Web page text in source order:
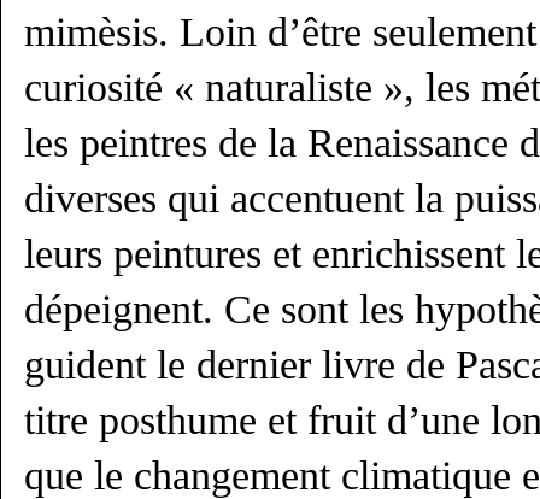
mimèsis. Loin d’être
curiosité « naturaliste », les
les peintres de la Renaissance
diverses qui accentuent la
leurs peintures et enrichissent
dépeignent. Ce sont les
guident le dernier livre de
titre posthume et fruit d’une
que le changement climatique